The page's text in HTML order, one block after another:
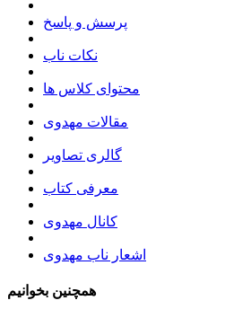
پرسش و پاسخ
نکات ناب
محتوای کلاس ها
مقالات مهدوی
گالری تصاویر
معرفی کتاب
کانال مهدوی
اشعار ناب مهدوی
همچنین بخوانیم